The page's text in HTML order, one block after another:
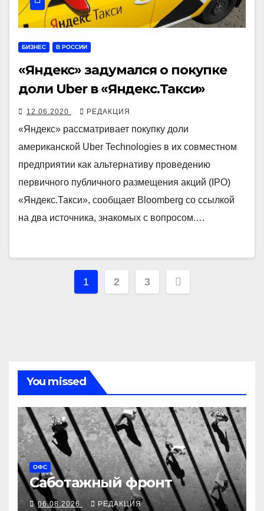
БИЗНЕС В РОССИИ
«Яндекс» задумался о покупке
доли Uber в «Яндекс.Такси»
12.06.2020 РЕДАКЦИЯ
«Яндекс» рассматривает покупку доли
американской Uber Technologies в их совместном
предприятии как альтернативу проведению
первичного публичного размещения акций (IPO)
«Яндекс.Такси», сообщает Bloomberg со ссылкой
на два источника, знакомых с вопросом.…
Навигация
1 2 3
You missed
ОФС
Саботажный фронт
06.08.2026 РЕДАКЦИЯ